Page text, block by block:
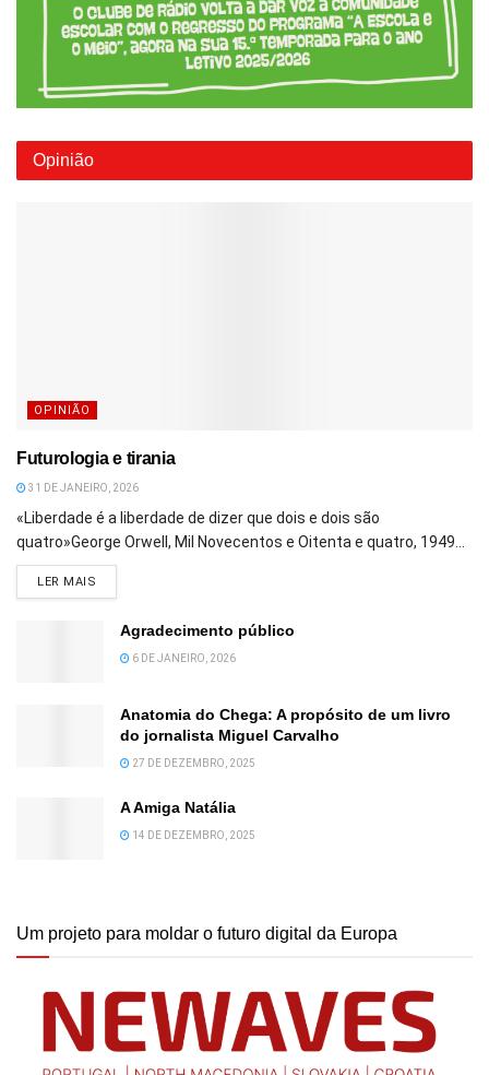
Opinião
OPINIÃO
Futurologia e tirania
31 DE JANEIRO, 2026
«Liberdade é a liberdade de dizer que dois e dois são
quatro»George Orwell, Mil Novecentos e Oitenta e quatro, 1949...
LER MAIS
Agradecimento público
6 DE JANEIRO, 2026
Anatomia do Chega: A propósito de um livro
do jornalista Miguel Carvalho
27 DE DEZEMBRO, 2025
A Amiga Natália
14 DE DEZEMBRO, 2025
Um projeto para moldar o futuro digital da Europa